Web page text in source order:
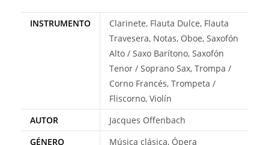
INSTRUMENTO
Clarinete, Flauta Dulce, Flauta
Travesera, Notas, Oboe, Saxofón
Alto / Saxo Barítono, Saxofón
Tenor / Soprano Sax, Trompa /
Corno Francés, Trompeta /
Fliscorno, Violín
AUTOR
Jacques Offenbach
GÉNERO
Música clásica, Ópera